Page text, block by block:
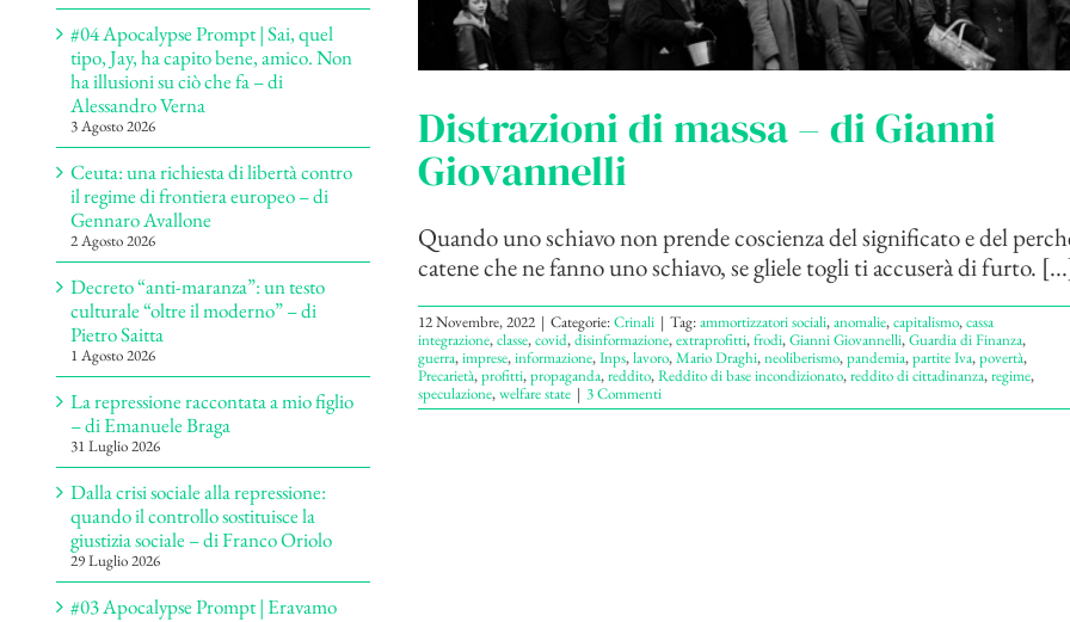
Distrazioni di massa – di Gianni
Giovannelli
Quando uno schiavo non prende coscienza del significato e del
catene che ne fanno uno schiavo, se gliele togli ti accuserà di furto.
12 Novembre, 2022 | Categorie:Crinali | Tag:ammortizzatori sociali,anomalie,capitalismo,cassa
integrazione,classe,covid,disinformazione,extraprofitti,frodi,Gianni Giovannelli,Guardia di Finanza,
guerra,imprese,informazione,Inps,lavoro,Mario Draghi,neoliberismo,pandemia,partite Iva,povertà,
Precarietà,profitti,propaganda,reddito,Reddito di base incondizionato,reddito di cittadinanza,regime,
speculazione,welfare state | 3 Commenti
#04 Apocalypse Prompt | Sai, quel
tipo, Jay, ha capito bene, amico. Non
ha illusioni su ciò che fa – di
Alessandro Verna
3 Agosto 2026
Ceuta: una richiesta di libertà contro
il regime di frontiera europeo – di
Gennaro Avallone
2 Agosto 2026
Decreto “anti-maranza”: un testo
culturale “oltre il moderno” – di
Pietro Saitta
1 Agosto 2026
La repressione raccontata a mio figlio
– di Emanuele Braga
31 Luglio 2026
Dalla crisi sociale alla repressione:
quando il controllo sostituisce la
giustizia sociale – di Franco Oriolo
29 Luglio 2026
#03 Apocalypse Prompt | Eravamo